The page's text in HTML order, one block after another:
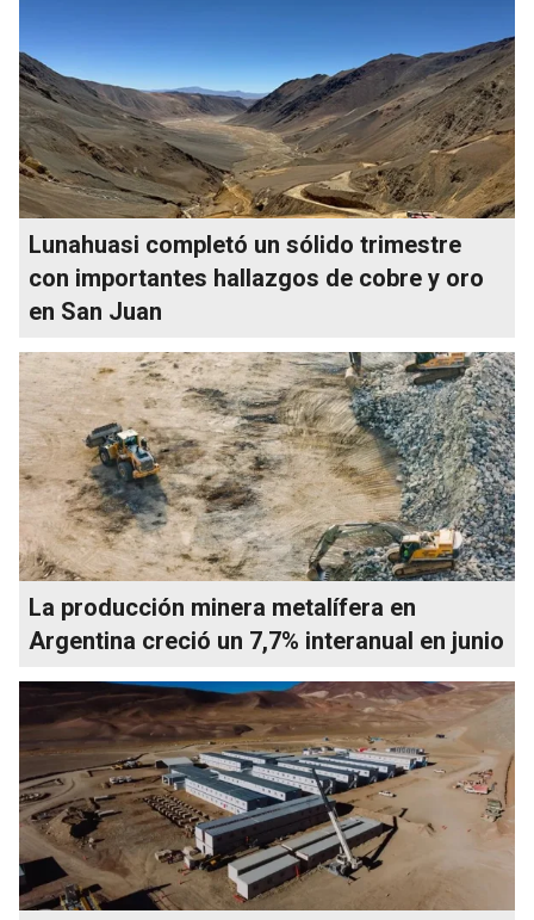
Lunahuasi completó un sólido trimestre
con importantes hallazgos de cobre y oro
en San Juan
La producción minera metalífera en
Argentina creció un 7,7% interanual en junio